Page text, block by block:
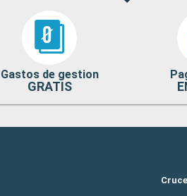
Gastos de gestion
GRATIS